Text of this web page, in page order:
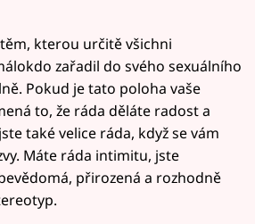
kterou určitě všichni
zařadil do svého sexuálního
Pokud je tato poloha vaše
to, že ráda děláte radost a
také velice ráda, když se vám
Máte ráda intimitu, jste
přirozená a rozhodně